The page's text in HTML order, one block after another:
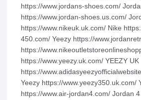
https://www.jordans-shoes.com/
https://www.jordan-shoes.us.com/
https://www.nikeuk.uk.com/ Nike
450.com/ Yeezy https://
https://
https://www.yeezy.uk.com/ YEEZY UK
https://
Yeezy https://www.yeezy350.uk.com/
https://www.air-jordan4.com/ Jordan